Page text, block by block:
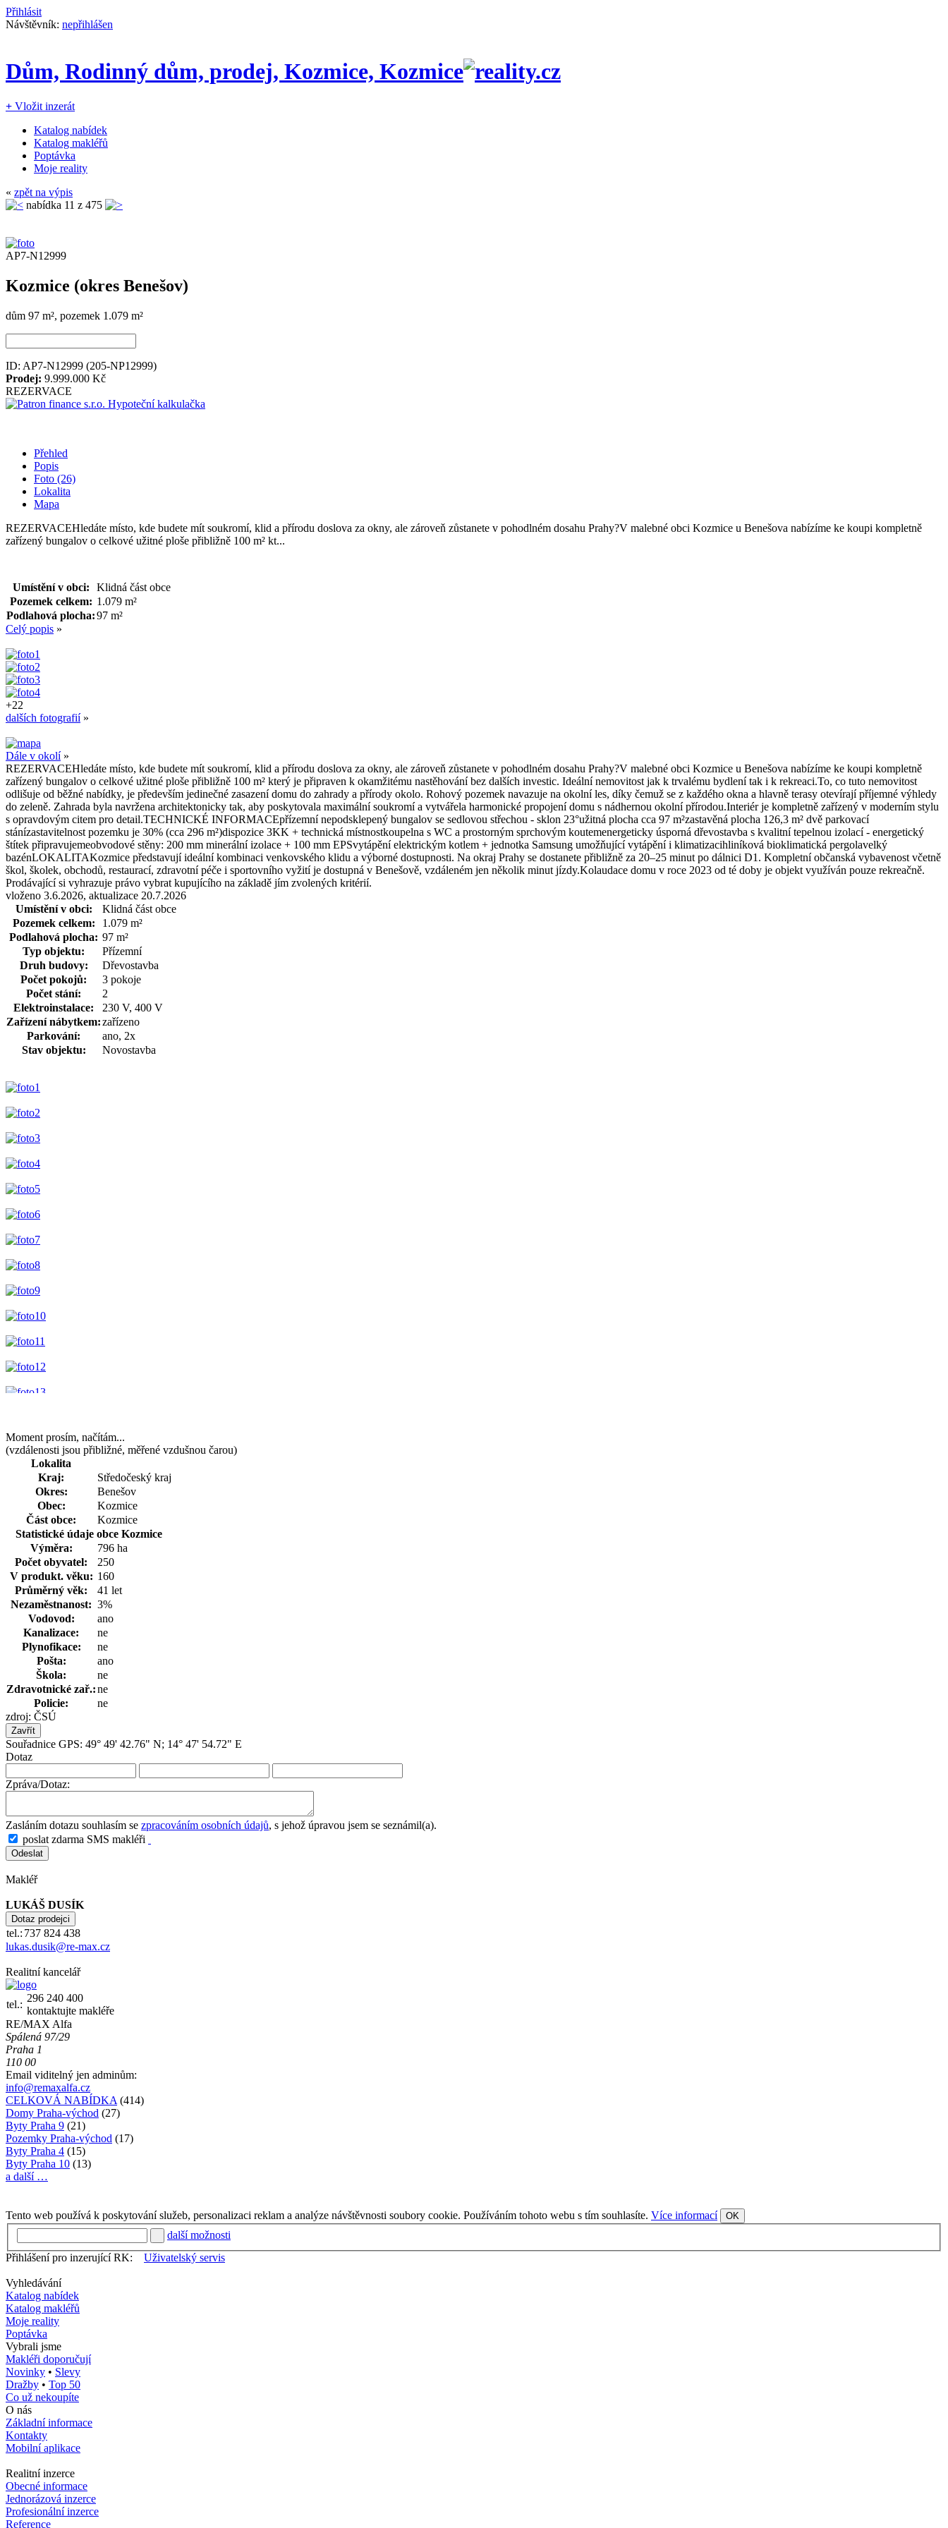
Přihlásit
Návštěvník: nepřihlášen
Dům, Rodinný dům, prodej, Kozmice, Kozmice
+ Vložit inzerát
Katalog nabídek
Katalog makléřů
Poptávka
Moje reality
« zpět na výpis
nabídka 11 z 475
AP7-N12999
Kozmice (okres Benešov)
dům 97 m², pozemek 1.079 m²
ID: AP7-N12999 (205-NP12999)
Prodej: 9.999.000 Kč
REZERVACE
Hypoteční kalkulačka
Přehled
Popis
Foto (26)
Lokalita
Mapa
REZERVACEHledáte místo, kde budete mít soukromí, klid a přírodu doslova za okny, ale zároveň zůstanete v pohodlném dosahu Prahy?V malebné obci Kozmice u Benešova nabízíme ke koupi kompletně
zařízený bungalov o celkové užitné ploše přibližně 100 m² kt...
Umístění v obci:
Klidná část obce
Pozemek celkem: 1.079 m²
Podlahová plocha:97 m²
Celý popis »
+22
dalších fotografií»
Dále v okolí»
REZERVACEHledáte místo, kde budete mít soukromí, klid a přírodu doslova za okny, ale zároveň zůstanete v pohodlném dosahu Prahy?V malebné obci Kozmice u Benešova nabízíme ke koupi kompletně
zařízený bungalov o celkové užitné ploše přibližně 100 m² který je připraven k okamžitému nastěhování bez dalších investic. Ideální nemovitost jak k trvalému bydlení tak i k rekreaci.To, co tuto nemovitost
odlišuje od běžné nabídky, je především jedinečné zasazení domu do zahrady a přírody okolo. Rohový pozemek navazuje na okolní les, díky čemuž se z každého okna a hlavně terasy otevírají příjemné výhledy
do zeleně. Zahrada byla navržena architektonicky tak, aby poskytovala maximální soukromí a vytvářela harmonické propojení domu s nádhernou okolní přírodou.Interiér je kompletně zařízený v moderním stylu
s opravdovým citem pro detail.TECHNICKÉ INFORMACEpřízemní nepodsklepený bungalov se sedlovou střechou - sklon 23°užitná plocha cca 97 m²zastavěná plocha 126,3 m² dvě parkovací
stánízastavitelnost pozemku je 30% (cca 296 m²)dispozice 3KK + technická místnostkoupelna s WC a prostorným sprchovým koutemenergeticky úsporná dřevostavba s kvalitní tepelnou izolací - energetický
štítek připravujemeobvodové stěny: 200 mm minerální izolace + 100 mm EPSvytápění elektrickým kotlem + jednotka Samsung umožňující vytápění i klimatizacihliníková bioklimatická pergolavelký
bazénLOKALITAKozmice představují ideální kombinaci venkovského klidu a výborné dostupnosti. Na okraj Prahy se dostanete přibližně za 20–25 minut po dálnici D1. Kompletní občanská vybavenost včetně
škol, školek, obchodů, restaurací, zdravotní péče i sportovního vyžití je dostupná v Benešově, vzdáleném jen několik minut jízdy.Kolaudace domu v roce 2023 od té doby je objekt využíván pouze rekreačně.
Prodávající si vyhrazuje právo vybrat kupujícího na základě jím zvolených kritérií.
vloženo 3.6.2026, aktualizace 20.7.2026
Umístění v obci:
Klidná část obce
Pozemek celkem:
1.079 m²
Podlahová plocha: 97 m²
Typ objektu:
Přízemní
Druh budovy:
Dřevostavba
Počet pokojů:
3 pokoje
Počet stání:
2
Elektroinstalace:
230 V, 400 V
Zařízení nábytkem:zařízeno
Parkování:
ano, 2x
Stav objektu:
Novostavba
Moment prosím, načítám...
(vzdálenosti jsou přibližné, měřené vzdušnou čarou)
Lokalita
Kraj:
Středočeský kraj
Okres:
Benešov
Obec:
Kozmice
Část obce:
Kozmice
Statistické údaje obce Kozmice
Výměra:
796 ha
Počet obyvatel:
250
V produkt. věku: 160
Průměrný věk:
41 let
Nezaměstnanost: 3%
Vodovod:
ano
Kanalizace:
ne
Plynofikace:
ne
Pošta:
ano
Škola:
ne
Zdravotnické zař.:ne
Policie:
ne
zdroj: ČSÚ
Zavřít
Souřadnice GPS: 49° 49' 42.76" N; 14° 47' 54.72" E
Dotaz
Zpráva/Dotaz:
Zasláním dotazu souhlasím se zpracováním osobních údajů, s jehož úpravou jsem se seznámil(a).
poslat zdarma SMS makléři
Makléř
LUKÁŠ DUSÍK
tel.: 737 824 438
lukas.dusik@re-max.cz
Realitní kancelář
tel.:
296 240 400
kontaktujte makléře
RE/MAX Alfa
Spálená 97/29
Praha 1
110 00
Email viditelný jen adminům:
info@remaxalfa.cz
CELKOVÁ NABÍDKA (414)
Domy Praha-východ (27)
Byty Praha 9 (21)
Pozemky Praha-východ (17)
Byty Praha 4 (15)
Byty Praha 10 (13)
a další …
Tento web používá k poskytování služeb, personalizaci reklam a analýze návštěvnosti soubory cookie. Používáním tohoto webu s tím souhlasíte. Více informací OK
další možnosti
Přihlášení pro inzerující RK:
Uživatelský servis
Vyhledávání
Katalog nabídek
Katalog makléřů
Moje reality
Poptávka
Vybrali jsme
Makléři doporučují
Novinky • Slevy
Dražby • Top 50
Co už nekoupíte
O nás
Základní informace
Kontakty
Mobilní aplikace
Realitní inzerce
Obecné informace
Jednorázová inzerce
Profesionální inzerce
Reference